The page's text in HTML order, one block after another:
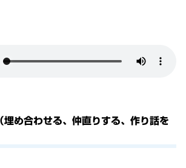
め合わせる、仲直りする、作り話を